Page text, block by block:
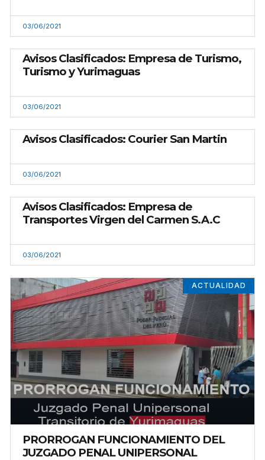
03/06/2021
Avisos Clasificados: Empresa de Turismo,
Turismo y Yurimaguas
03/06/2021
Avisos Clasificados: Courier San Martin
03/06/2021
Avisos Clasificados: Empresa de
Transportes Virgen del Carmen S.A.C
03/06/2021
ACTUALIDAD
PRORROGAN FUNCIONAMIENTO DEL
JUZGADO PENAL UNIPERSONAL